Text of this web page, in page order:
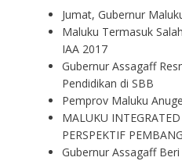
Jumat, Gubernur
Maluku Termasuk
IAA 2017
Gubernur Assagaff
Pendidikan di SBB
Pemprov Maluku
MALUKU
PERSPEKTIF
Gubernur Assagaff